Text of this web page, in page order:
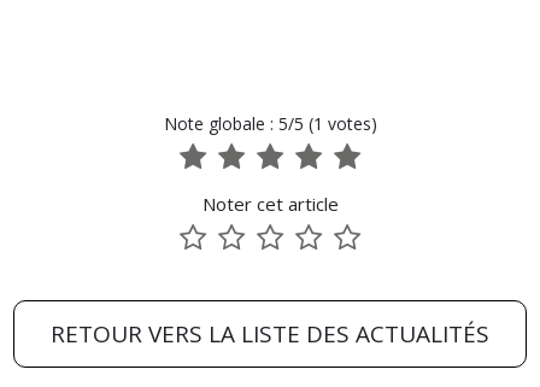
Note globale : 5/5 (1 votes)
1
5
2
5
3
5
4
5
Noter cet article
1
5
2
5
3
5
4
5 5
RETOUR VERS LA LISTE DES ACTUALITÉS